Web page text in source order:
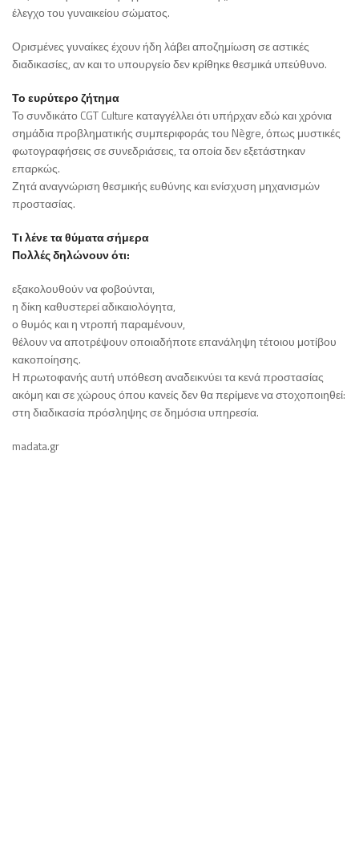
έλεγχο του γυναικείου σώματος.
Ορισμένες γυναίκες έχουν ήδη λάβει αποζημίωση σε αστικές
διαδικασίες, αν και το υπουργείο δεν κρίθηκε θεσμικά υπεύθυνο.
Το ευρύτερο ζήτημα
Το συνδικάτο CGT Culture καταγγέλλει ότι υπήρχαν εδώ και χρόνια
σημάδια προβληματικής συμπεριφοράς του Nègre, όπως μυστικές
φωτογραφήσεις σε συνεδριάσεις, τα οποία δεν εξετάστηκαν
επαρκώς.
Ζητά αναγνώριση θεσμικής ευθύνης και ενίσχυση μηχανισμών
προστασίας.
Τι λένε τα θύματα σήμερα
Πολλές δηλώνουν ότι:
εξακολουθούν να φοβούνται,
η δίκη καθυστερεί αδικαιολόγητα,
ο θυμός και η ντροπή παραμένουν,
θέλουν να αποτρέψουν οποιαδήποτε επανάληψη τέτοιου μοτίβου
κακοποίησης.
Η πρωτοφανής αυτή υπόθεση αναδεικνύει τα κενά προστασίας
ακόμη και σε χώρους όπου κανείς δεν θα περίμενε να στοχοποιηθεί:
στη διαδικασία πρόσληψης σε δημόσια υπηρεσία.
madata.gr